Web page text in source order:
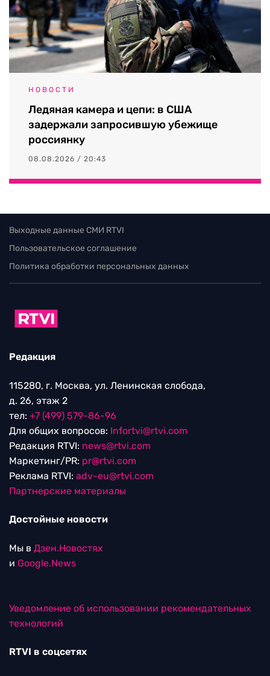
НОВОСТИ
Ледяная камера и цепи: в США
задержали запросившую убежище
россиянку
08.08.2026 / 20:43
Выходные данные СМИ RTVI
Пользовательское соглашение
Политика обработки персональных данных
Редакция
115280, г. Москва, ул. Ленинская слобода,
д. 26, этаж 2
тел: +7 (499) 579-86-96
Для общих вопросов: Infortvi@rtvi.com
Редакция RTVI: news@rtvi.com
Маркетинг/PR: pr@rtvi.com
Реклама RTVI: adv-eu@rtvi.com
Партнерские материалы
Достойные новости
Мы в Дзен.Новостях
и Google.News
Уведомление об использовании рекомендательных
технологий
RTVI в соцсетях